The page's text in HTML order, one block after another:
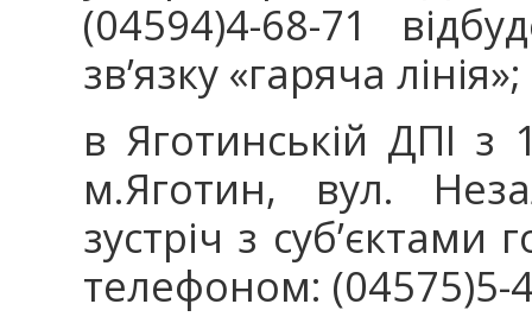
(04594)4-68-71
зв’язку «гаряча лінія»;
в Яготинській ДПІ
м.Яготин, вул.
зустріч з
телефоном: (04575)5-